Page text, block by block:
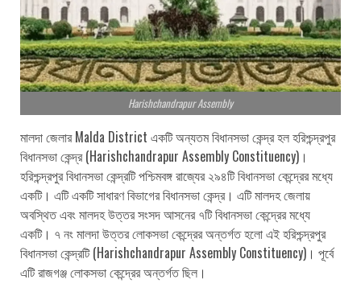
Harishchandrapur Assembly
মালদা জেলার Malda District একটি অন্যতম বিধানসভা কেন্দ্র হল হরিশ্চন্দ্রপুর
বিধানসভা কেন্দ্র (Harishchandrapur Assembly Constituency)।
হরিশ্চন্দ্রপুর বিধানসভা কেন্দ্রটি পশ্চিমবঙ্গ রাজ্যের ২৯৪টি বিধানসভা কেন্দ্রের মধ্যে
একটি। এটি একটি সাধারণ বিভাগের বিধানসভা কেন্দ্র। এটি মালদহ জেলায়
অবস্থিত এবং মালদহ উত্তর সংসদ আসনের ৭টি বিধানসভা কেন্দ্রের মধ্যে
একটি। ৭ নং মালদা উত্তর লোকসভা কেন্দ্রের অন্তর্গত হলো এই হরিশ্চন্দ্রপুর
বিধানসভা কেন্দ্রটি (Harishchandrapur Assembly Constituency)। পূর্বে
এটি রাজগঞ্জ লোকসভা কেন্দ্রের অন্তর্গত ছিল।